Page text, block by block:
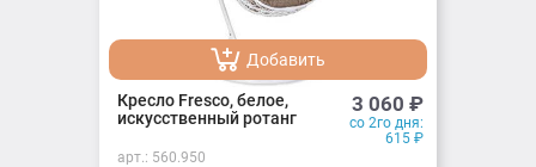
Добавить
Добавлено
Кресло Fresco, белое,
искусственный ротанг
3 060 ₽
со 2го дня:
615 ₽
арт.: 560.950